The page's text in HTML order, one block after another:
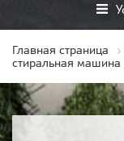
Главная страница
стиральная